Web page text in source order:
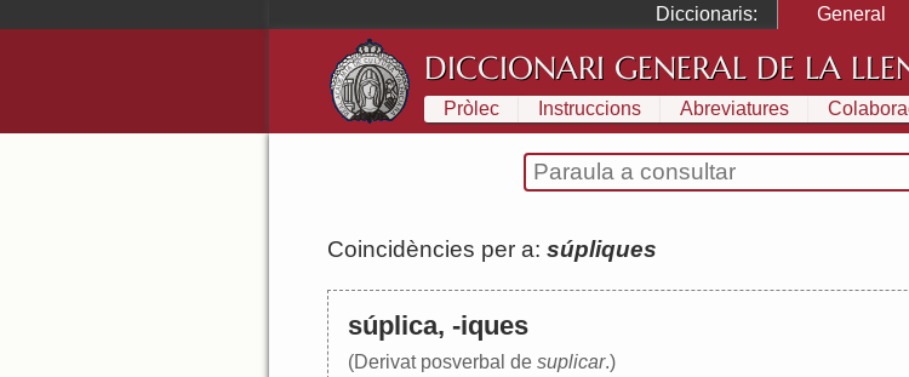
Diccionaris: General
DICCIONARI GENERAL DE LA
Pròlec Instruccions Abreviatures
Coincidències per a: súpliques
súplica, -iques
(Derivat posverbal de suplicar.)